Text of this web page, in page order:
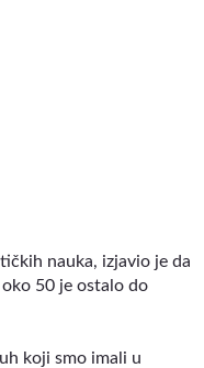
nauka, izjavio je da
50 je ostalo do
koji smo imali u